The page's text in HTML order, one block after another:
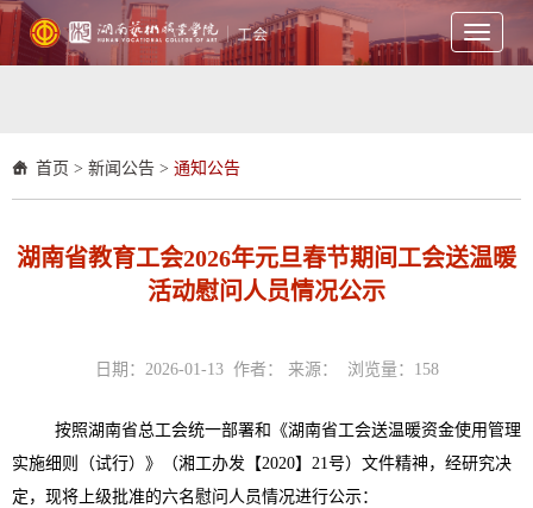
Toggle
首页 > 新闻公告 > 通知公告
湖南省教育工会2026年元旦春节期间工会送温暖
活动慰问人员情况公示
日期：2026-01-13 作者： 来源： 浏览量： 158
按照湖南省总工会统一部署和《湖南省工会送温暖资金使用管理
实施细则（试行）》（湘工办发【2020】21号）文件精神，经研究决
定，现将上级批准的六名慰问人员情况进行公示：